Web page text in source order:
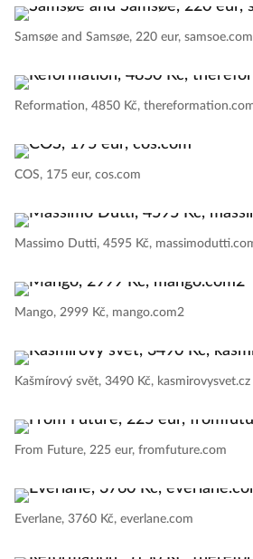
Samsøe and Samsøe, 220 eur, samsoe.com
Reformation, 4850 Kč,
COS, 175 eur, cos.com
Massimo Dutti, 4595 Kč,
Mango, 2999 Kč, mango.com2
Kašmírový svět, 3490 Kč, kasmirovysvet.cz
From Future, 225 eur, fromfuture.com
Everlane, 3760 Kč, everlane.com